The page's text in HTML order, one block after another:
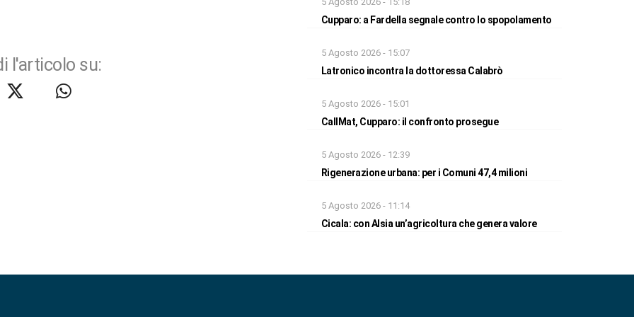
l'articolo su:
Cupparo: a Fardella segnale contro lo spopolamento
5 Agosto 2026 - 15:07
Latronico incontra la dottoressa Calabrò
5 Agosto 2026 - 15:01
CallMat, Cupparo: il confronto prosegue
5 Agosto 2026 - 12:39
Rigenerazione urbana: per i Comuni 47,4 milioni
5 Agosto 2026 - 11:14
Cicala: con Alsia un’agricoltura che genera valore